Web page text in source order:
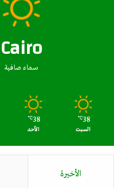
Cairo
سماء صافية
38
℃
السبت
38
℃
الأحد
الأخيرة